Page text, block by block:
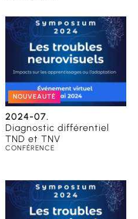
NOUVEAUTÉ
2024-07.
Diagnostic différentiel
TND et TNV
CONFÉRENCE